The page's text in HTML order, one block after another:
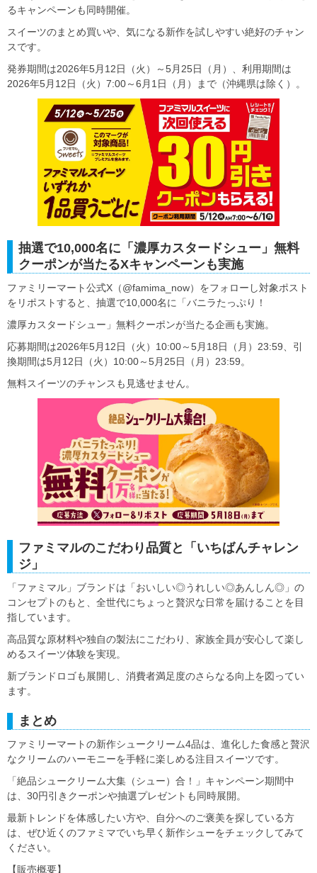
るキャンペーンも同時開催。
スイーツのまとめ買いや、気になる新作を試しやすい絶好のチャン
スです。
発券期間は2026年5月12日（火）～5月25日（月）、利用期間は
2026年5月12日（火）7:00～6月1日（月）まで（沖縄県は除く）。
抽選で10,000名に「濃厚カスタードシュー」無料
クーポンが当たるXキャンペーンも実施
ファミリーマート公式X（@famima_now）をフォローし対象ポスト
をリポストすると、抽選で10,000名に「バニラたっぷり！
濃厚カスタードシュー」無料クーポンが当たる企画も実施。
応募期間は2026年5月12日（火）10:00～5月18日（月）23:59、引
換期間は5月12日（火）10:00～5月25日（月）23:59。
無料スイーツのチャンスも見逃せません。
ファミマルのこだわり品質と「いちばんチャレン
ジ」
「ファミマル」ブランドは「おいしい◎うれしい◎あんしん◎」の
コンセプトのもと、全世代にちょっと贅沢な日常を届けることを目
指しています。
高品質な原材料や独自の製法にこだわり、家族全員が安心して楽し
めるスイーツ体験を実現。
新ブランドロゴも展開し、消費者満足度のさらなる向上を図ってい
ます。
まとめ
ファミリーマートの新作シュークリーム4品は、進化した食感と贅沢
なクリームのハーモニーを手軽に楽しめる注目スイーツです。
「絶品シュークリーム大集（シュー）合！」キャンペーン期間中
は、30円引きクーポンや抽選プレゼントも同時展開。
最新トレンドを体感したい方や、自分へのご褒美を探している方
は、ぜひ近くのファミマでいち早く新作シューをチェックしてみて
ください。
【販売概要】